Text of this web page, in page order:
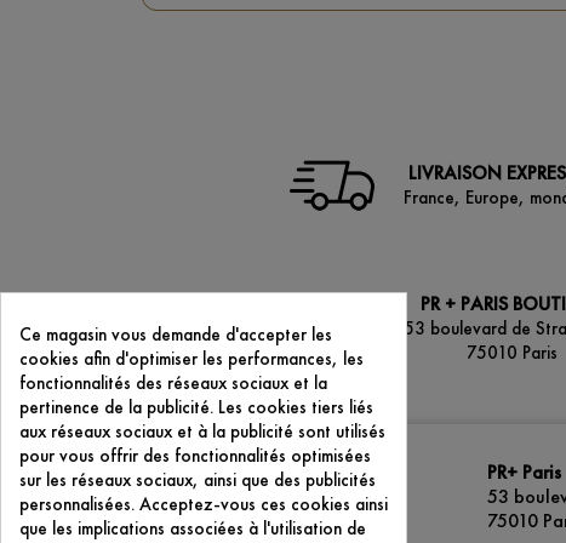
LIVRAISON
France, Europe,
PR + PARIS
53 boulevard de
75010 Paris
Mentions légales
Conditions Générales de Ventes
La marque PR+
PR+ Paris
53
75010
Ce magasin vous demande d'accepter les
cookies afin d'optimiser les performances, les
fonctionnalités des réseaux sociaux et la
pertinence de la publicité. Les cookies tiers liés
aux réseaux sociaux et à la publicité sont utilisés
pour vous offrir des fonctionnalités optimisées
sur les réseaux sociaux, ainsi que des publicités
personnalisées. Acceptez-vous ces cookies ainsi
que les implications associées à l'utilisation de